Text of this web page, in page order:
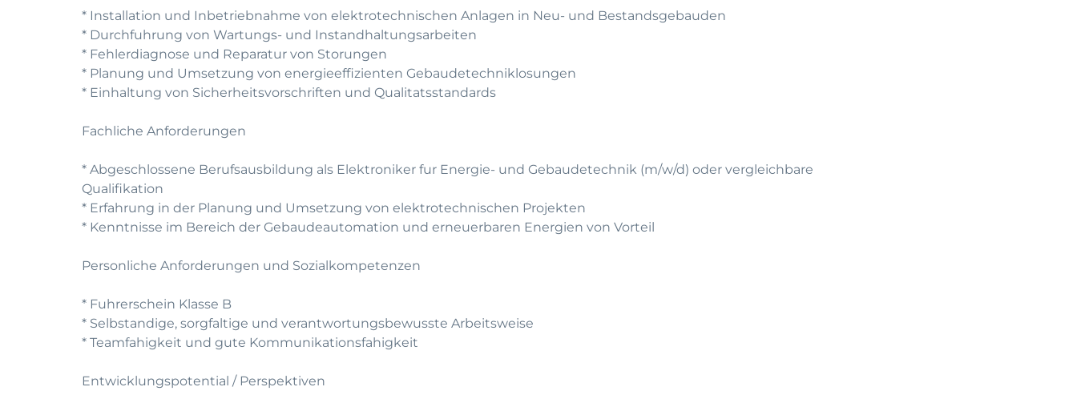
* Installation und Inbetriebnahme von elektrotechnischen Anlagen in Neu- und Bestandsgebauden
* Durchfuhrung von Wartungs- und Instandhaltungsarbeiten
* Fehlerdiagnose und Reparatur von Storungen
* Planung und Umsetzung von energieeffizienten Gebaudetechniklosungen
* Einhaltung von Sicherheitsvorschriften und Qualitatsstandards
Fachliche Anforderungen
* Abgeschlossene Berufsausbildung als Elektroniker fur Energie- und Gebaudetechnik (m/w/d) oder vergleichbare
Qualifikation
* Erfahrung in der Planung und Umsetzung von elektrotechnischen Projekten
* Kenntnisse im Bereich der Gebaudeautomation und erneuerbaren Energien von Vorteil
Personliche Anforderungen und Sozialkompetenzen
* Fuhrerschein Klasse B
* Selbstandige, sorgfaltige und verantwortungsbewusste Arbeitsweise
* Teamfahigkeit und gute Kommunikationsfahigkeit
Entwicklungspotential / Perspektiven